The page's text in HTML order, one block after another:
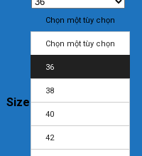
Size
Chọn một tùy chọn
Chọn một tùy chọn
36
38
40
42